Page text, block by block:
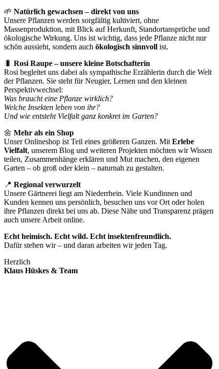
🌱 Natürlich gewachsen – direkt von uns
Unsere Pflanzen werden sorgfältig kultiviert, ohne
Massenproduktion, mit Blick auf Herkunft, Standortansprüche und
ökologische Wirkung. Uns ist wichtig, dass jede Pflanze nicht nur
schön aussieht, sondern auch ökologisch sinnvoll ist.
🐛 Rosi Raupe – unsere kleine Botschafterin
Rosi begleitet uns dabei als sympathische Erzählerin durch die Welt
der Pflanzen. Sie steht für Neugier, Lernen und den kleinen
Perspektivwechsel:
Was braucht eine Pflanze wirklich?
Welche Insekten leben von ihr?
Und wie entsteht Vielfalt ganz konkret im Garten?
🌼 Mehr als ein Shop
Unser Onlineshop ist Teil eines größeren Ganzen. Mit Erlebe
Vielfalt, unserem Blog und weiteren Projekten möchten wir Wissen
teilen, Zusammenhänge erklären und Mut machen, den eigenen
Garten – ob groß oder klein – naturnah zu gestalten.
📍 Regional verwurzelt
Unsere Gärtnerei liegt am Niederrhein. Viele Kundinnen und
Kunden kennen uns persönlich, besuchen uns vor Ort oder holen
ihre Pflanzen direkt bei uns ab. Diese Nähe und Transparenz prägen
auch unsere Arbeit online.
Echt heimisch. Echt wild. Echt insektenfreundlich.
Dafür stehen wir – und daran arbeiten wir jeden Tag.
Herzlich
Klaus Hüskes & Team